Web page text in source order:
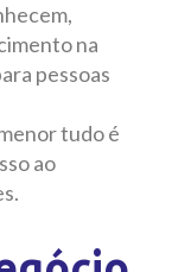
na
pessoas
tudo é
ao